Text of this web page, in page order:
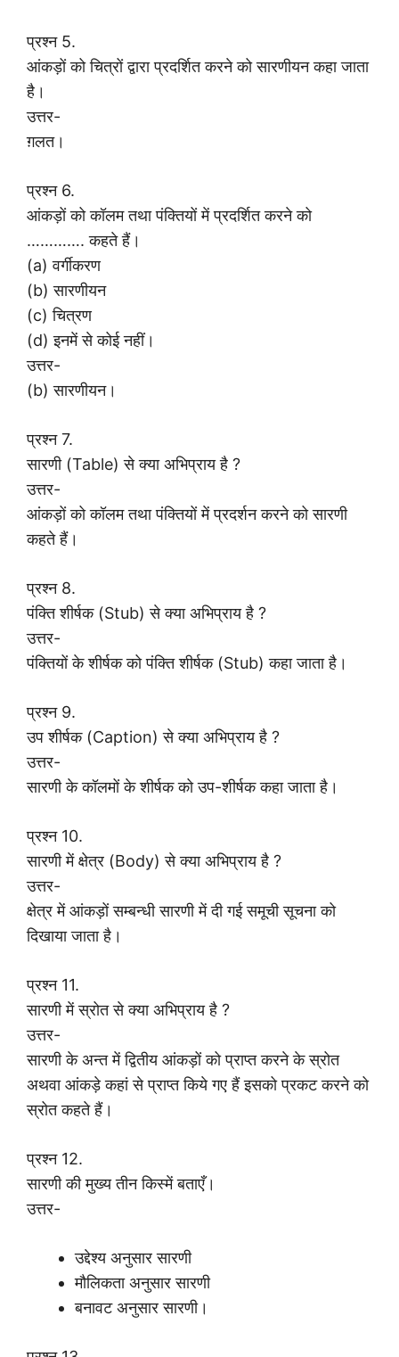
प्रश्न 5.
आंकड़ों को चित्रों द्वारा प्रदर्शित करने को सारणीयन कहा जाता
है।
उत्तर-
ग़लत।
प्रश्न 6.
आंकड़ों को कॉलम तथा पंक्तियों में प्रदर्शित करने को
…………. कहते हैं।
(a) वर्गीकरण
(b) सारणीयन
(c) चित्रण
(d) इनमें से कोई नहीं।
उत्तर-
(b) सारणीयन।
प्रश्न 7.
सारणी (Table) से क्या अभिप्राय है ?
उत्तर-
आंकड़ों को कॉलम तथा पंक्तियों में प्रदर्शन करने को सारणी
कहते हैं।
प्रश्न 8.
पंक्ति शीर्षक (Stub) से क्या अभिप्राय है ?
उत्तर-
पंक्तियों के शीर्षक को पंक्ति शीर्षक (Stub) कहा जाता है।
प्रश्न 9.
उप शीर्षक (Caption) से क्या अभिप्राय है ?
उत्तर-
सारणी के कॉलमों के शीर्षक को उप-शीर्षक कहा जाता है।
प्रश्न 10.
सारणी में क्षेत्र (Body) से क्या अभिप्राय है ?
उत्तर-
क्षेत्र में आंकड़ों सम्बन्धी सारणी में दी गई समूची सूचना को
दिखाया जाता है।
प्रश्न 11.
सारणी में स्रोत से क्या अभिप्राय है ?
उत्तर-
सारणी के अन्त में द्वितीय आंकड़ों को प्राप्त करने के स्रोत
अथवा आंकड़े कहां से प्राप्त किये गए हैं इसको प्रकट करने को
स्रोत कहते हैं।
प्रश्न 12.
सारणी की मुख्य तीन किस्में बताएँ।
उत्तर-
उद्देश्य अनुसार सारणी
मौलिकता अनुसार सारणी
बनावट अनुसार सारणी।